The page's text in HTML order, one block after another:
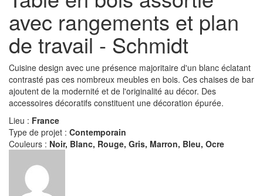
avec rangements et plan
de travail - Schmidt
Cuisine design avec une présence majoritaire d'un blanc éclatant
contrasté pas ces nombreux meubles en bois. Ces chaises de bar
ajoutent de la modernité et de l'originalité au décor. Des
accessoires décoratifs constituent une décoration épurée.
Lieu : France
Type de projet : Contemporain
Couleurs : Noir, Blanc, Rouge, Gris, Marron, Bleu, Ocre